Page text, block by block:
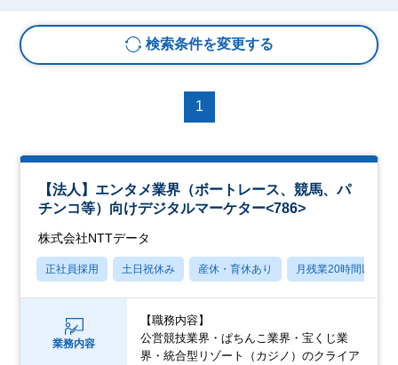
検索条件を変更する
1
【法人】エンタメ業界（ボートレース、競馬、パ
チンコ等）向けデジタルマーケター<786>
株式会社NTTデータ
正社員採用 土日祝休み 産休・育休あり 月残業20時間以内
業務内容
【職務内容】
公営競技業界・ぱちんこ業界・宝くじ業
界・統合型リゾート（カジノ）のクライア